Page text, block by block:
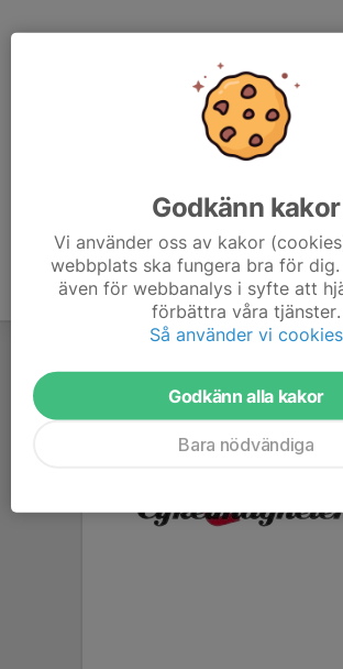
Godkänn kakor
Vi använder oss av kakor
webbplats ska fungera bra för dig.
även för webbanalys i syfte att
förbättra våra tjänster.
Så använder vi cookies
Godkänn alla kakor
Bara nödvändiga